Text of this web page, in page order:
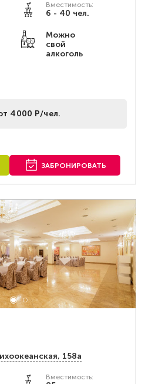
Вместимость:
6 - 40 чел.
Можно
свой
алкоголь
4000 Р/чел.
ЗАБРОНИРОВАТЬ
158а
Вместимость: